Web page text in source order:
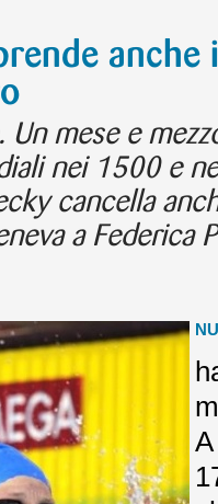
Un mese e
nei 1500 e
cancella
a Federica